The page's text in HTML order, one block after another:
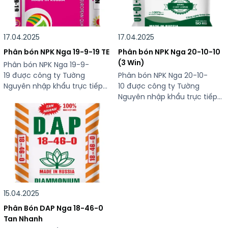
PHẦN N(ts): 15% P2O5: 15%
K2O5: 15% Độ ẩm: 5% CÔNG
DỤNG Cung cấp đầy […]
PHẦN N(ts): 19% P2O5: 9%
K2O5: 19% CÔNG DỤNG Thích
hợp bón cho giai đoạn […]
17.04.2025
Phân bón NPK Nga 19-9-19 TE
Phân bón NPK Nga 19-9-
19 được công ty Tường
Nguyên nhập khẩu trực tiếp
THÔNG TIN SẢN PHẨM Phân
bón NPK Nga 19-9-19 TE Quy
cách: 50 kg/bao Xuất xứ: Nga
THÀNH PHẦN N(ts): 19% P2O5:
9% K2O5: 19% CÔNG DỤNG
Thích hợp bón cho giai đoạn
phục hồi sau […]
17.04.2025
Phân bón NPK Nga 20-10-10
(3 Win)
Phân bón NPK Nga 20-10-
10 được công ty Tường
Nguyên nhập khẩu trực tiếp
15.04.2025
Phân Bón DAP Nga 18-46-0
Tan Nhanh